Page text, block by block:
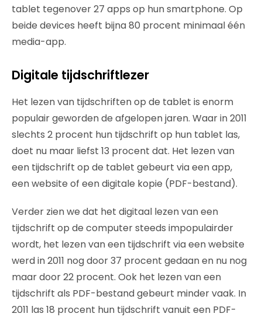
tablet tegenover 27 apps op hun smartphone. Op
beide devices heeft bijna 80 procent minimaal één
media-app.
Digitale tijdschriftlezer
Het lezen van tijdschriften op de tablet is enorm
populair geworden de afgelopen jaren. Waar in 2011
slechts 2 procent hun tijdschrift op hun tablet las,
doet nu maar liefst 13 procent dat. Het lezen van
een tijdschrift op de tablet gebeurt via een app,
een website of een digitale kopie (PDF-bestand).
Verder zien we dat het digitaal lezen van een
tijdschrift op de computer steeds impopulairder
wordt, het lezen van een tijdschrift via een website
werd in 2011 nog door 37 procent gedaan en nu nog
maar door 22 procent. Ook het lezen van een
tijdschrift als PDF-bestand gebeurt minder vaak. In
2011 las 18 procent hun tijdschrift vanuit een PDF-